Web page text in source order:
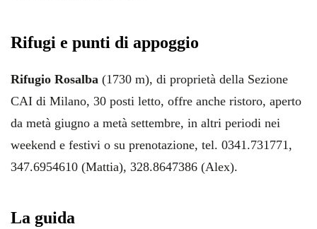
Rifugi e punti di appoggio
Rifugio Rosalba (1730 m), di proprietà della Sezione
CAI di Milano, 30 posti letto, offre anche ristoro, aperto
da metà giugno a metà settembre, in altri periodi nei
weekend e festivi o su prenotazione, tel. 0341.731771,
347.6954610 (Mattia), 328.8647386 (Alex).
La guida